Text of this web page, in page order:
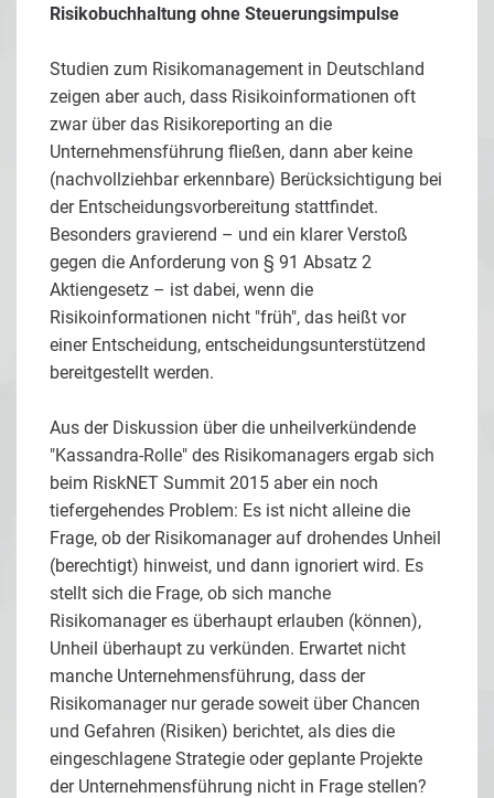
Risikobuchhaltung ohne Steuerungsimpulse
Studien zum Risikomanagement in Deutschland
zeigen aber auch, dass Risikoinformationen oft
zwar über das Risikoreporting an die
Unternehmensführung fließen, dann aber keine
(nachvollziehbar erkennbare) Berücksichtigung bei
der Entscheidungsvorbereitung stattfindet.
Besonders gravierend – und ein klarer Verstoß
gegen die Anforderung von § 91 Absatz 2
Aktiengesetz – ist dabei, wenn die
Risikoinformationen nicht "früh", das heißt vor
einer Entscheidung, entscheidungsunterstützend
bereitgestellt werden.
Aus der Diskussion über die unheilverkündende
"Kassandra-Rolle" des Risikomanagers ergab sich
beim RiskNET Summit 2015 aber ein noch
tiefergehendes Problem: Es ist nicht alleine die
Frage, ob der Risikomanager auf drohendes Unheil
(berechtigt) hinweist, und dann ignoriert wird. Es
stellt sich die Frage, ob sich manche
Risikomanager es überhaupt erlauben (können),
Unheil überhaupt zu verkünden. Erwartet nicht
manche Unternehmensführung, dass der
Risikomanager nur gerade soweit über Chancen
und Gefahren (Risiken) berichtet, als dies die
eingeschlagene Strategie oder geplante Projekte
der Unternehmensführung nicht in Frage stellen?